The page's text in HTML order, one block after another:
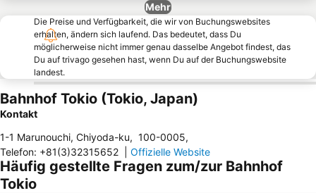
Mehr
Die Preise und Verfügbarkeit, die wir von Buchungswebsites
erhalten, ändern sich laufend. Das bedeutet, dass Du
möglicherweise nicht immer genau dasselbe Angebot findest, das
Du auf trivago gesehen hast, wenn Du auf der Buchungswebsite
landest.
Bahnhof Tokio (Tokio, Japan)
Kontakt
1-1 Marunouchi, Chiyoda-ku, 100-0005,
Telefon: +81(3)32315652 Offizielle Website
Häufig gestellte Fragen zum/zur Bahnhof
Tokio